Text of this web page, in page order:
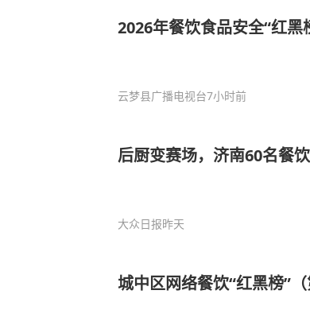
2026年餐饮食品安全“红黑
云梦县广播电视台7小时前
后厨变赛场，济南60名餐
大众日报昨天
城中区网络餐饮“红黑榜”（